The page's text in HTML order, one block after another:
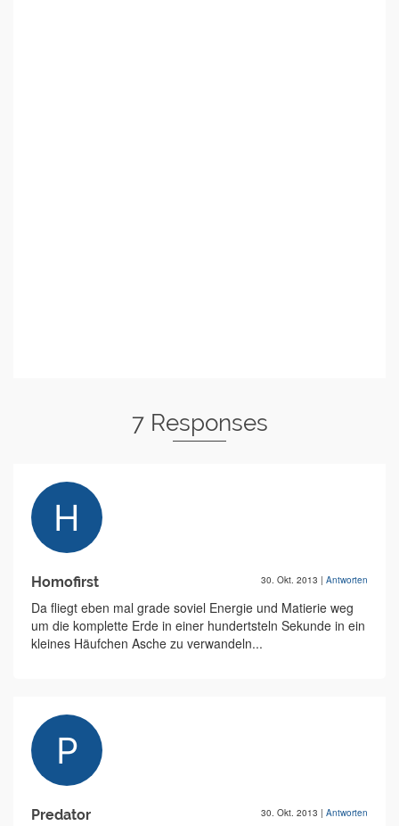
7 Responses
Homofirst 30. Okt. 2013 | Antworten
Da fliegt eben mal grade soviel Energie und Matierie weg
um die komplette Erde in einer hundertsteln Sekunde in ein
kleines Häufchen Asche zu verwandeln...
Predator 30. Okt. 2013 | Antworten